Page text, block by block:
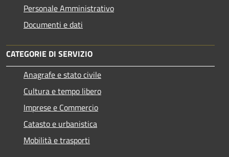
Personale Amministrativo
Documenti e dati
CATEGORIE DI SERVIZIO
Anagrafe e stato civile
Cultura e tempo libero
Imprese e Commercio
Catasto e urbanistica
Mobilità e trasporti